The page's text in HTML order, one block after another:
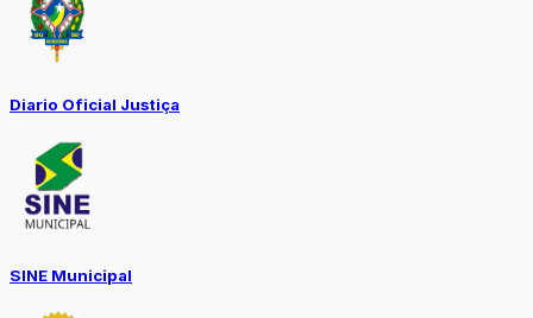
Diario Oficial Justiça
SINE Municipal